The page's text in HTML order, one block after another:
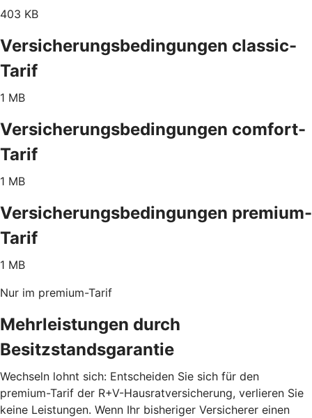
403 KB
Versicherungsbedingungen classic-
Tarif
1 MB
Versicherungsbedingungen comfort-
Tarif
1 MB
Versicherungsbedingungen premium-
Tarif
1 MB
Nur im premium-Tarif
Mehrleistungen durch
Besitzstandsgarantie
Wechseln lohnt sich: Entscheiden Sie sich für den
premium-Tarif der R+V-Hausratversicherung, verlieren Sie
keine Leistungen. Wenn Ihr bisheriger Versicherer einen